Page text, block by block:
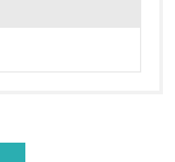
な削